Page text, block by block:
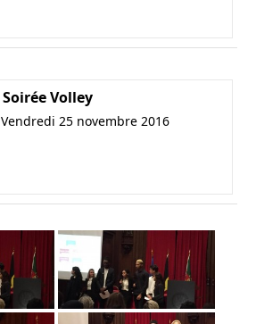
Soirée Volley
Vendredi 25 novembre 2016